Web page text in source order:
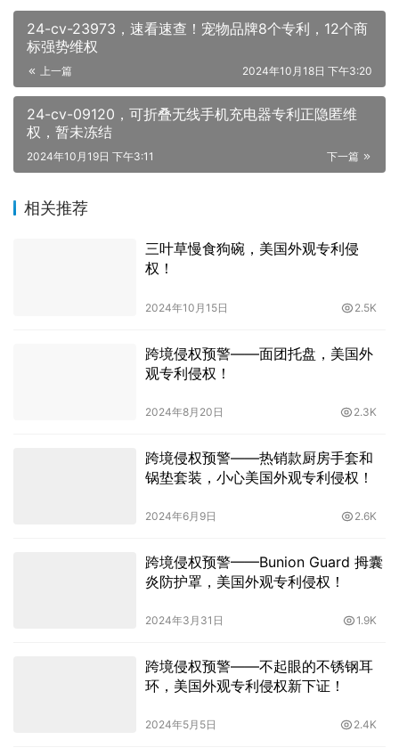
24-cv-23973，速看速查！宠物品牌8个专利，12个商
标强势维权
上一篇 2024年10月18日 下午3:20
24-cv-09120，可折叠无线手机充电器专利正隐匿维
权，暂未冻结
下一篇
2024年10月19日 下午3:11
相关推荐
三叶草慢食狗碗，美国外观专利侵
权！
2024年10月15日 2.5K
跨境侵权预警——面团托盘，美国外
观专利侵权！
2024年8月20日 2.3K
跨境侵权预警——热销款厨房手套和
锅垫套装，小心美国外观专利侵权！
2024年6月9日 2.6K
跨境侵权预警——Bunion Guard 拇囊
炎防护罩，美国外观专利侵权！
2024年3月31日 1.9K
跨境侵权预警——不起眼的不锈钢耳
环，美国外观专利侵权新下证！
2024年5月5日 2.4K